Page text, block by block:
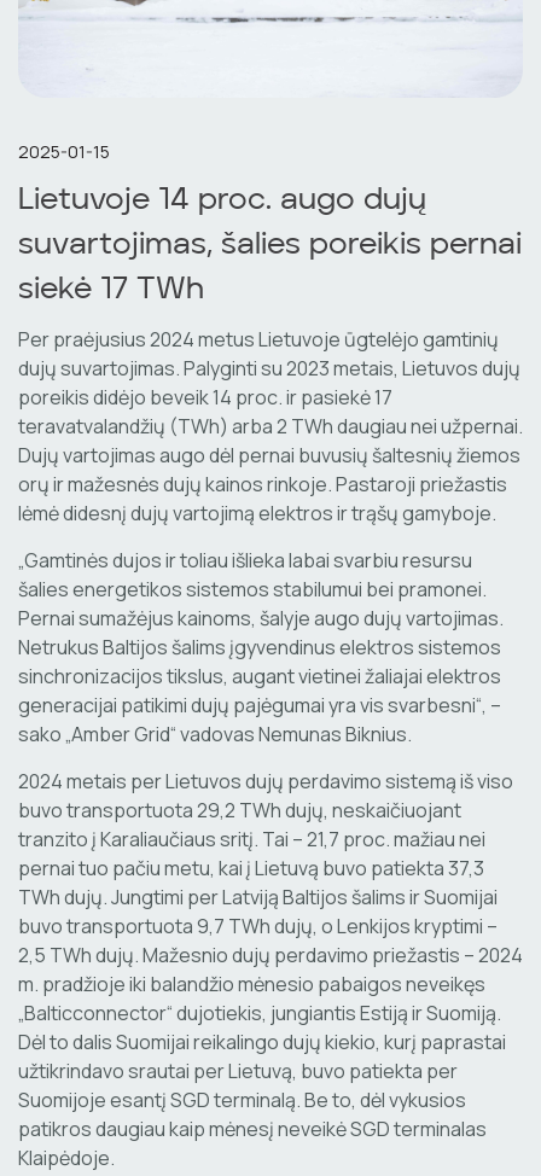
2025-01-15
Lietuvoje 14 proc. augo dujų
suvartojimas, šalies poreikis pernai
siekė 17 TWh
Per praėjusius 2024 metus Lietuvoje ūgtelėjo gamtinių
dujų suvartojimas. Palyginti su 2023 metais, Lietuvos dujų
poreikis didėjo beveik 14 proc. ir pasiekė 17
teravatvalandžių (TWh) arba 2 TWh daugiau nei užpernai.
Dujų vartojimas augo dėl pernai buvusių šaltesnių žiemos
orų ir mažesnės dujų kainos rinkoje. Pastaroji priežastis
lėmė didesnį dujų vartojimą elektros ir trąšų gamyboje.
„Gamtinės dujos ir toliau išlieka labai svarbiu resursu
šalies energetikos sistemos stabilumui bei pramonei.
Pernai sumažėjus kainoms, šalyje augo dujų vartojimas.
Netrukus Baltijos šalims įgyvendinus elektros sistemos
sinchronizacijos tikslus, augant vietinei žaliajai elektros
generacijai patikimi dujų pajėgumai yra vis svarbesni“, –
sako „Amber Grid“ vadovas Nemunas Biknius.
2024 metais per Lietuvos dujų perdavimo sistemą iš viso
buvo transportuota 29,2 TWh dujų, neskaičiuojant
tranzito į Karaliaučiaus sritį. Tai – 21,7 proc. mažiau nei
pernai tuo pačiu metu, kai į Lietuvą buvo patiekta 37,3
TWh dujų. Jungtimi per Latviją Baltijos šalims ir Suomijai
buvo transportuota 9,7 TWh dujų, o Lenkijos kryptimi –
2,5 TWh dujų. Mažesnio dujų perdavimo priežastis – 2024
m. pradžioje iki balandžio mėnesio pabaigos neveikęs
„Balticconnector“ dujotiekis, jungiantis Estiją ir Suomiją.
Dėl to dalis Suomijai reikalingo dujų kiekio, kurį paprastai
užtikrindavo srautai per Lietuvą, buvo patiekta per
Suomijoje esantį SGD terminalą. Be to, dėl vykusios
patikros daugiau kaip mėnesį neveikė SGD terminalas
Klaipėdoje.